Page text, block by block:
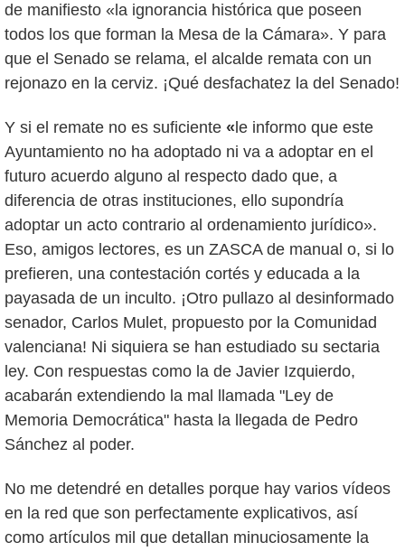
de manifiesto «la ignorancia histórica que poseen
todos los que forman la Mesa de la Cámara». Y para
que el Senado se relama, el alcalde remata con un
rejonazo en la cerviz. ¡Qué desfachatez la del Senado!
Y si el remate no es suficiente «le informo que este
Ayuntamiento no ha adoptado ni va a adoptar en el
futuro acuerdo alguno al respecto dado que, a
diferencia de otras instituciones, ello supondría
adoptar un acto contrario al ordenamiento jurídico».
Eso, amigos lectores, es un ZASCA de manual o, si lo
prefieren, una contestación cortés y educada a la
payasada de un inculto. ¡Otro pullazo al desinformado
senador, Carlos Mulet, propuesto por la Comunidad
valenciana! Ni siquiera se han estudiado su sectaria
ley. Con respuestas como la de Javier Izquierdo,
acabarán extendiendo la mal llamada "Ley de
Memoria Democrática" hasta la llegada de Pedro
Sánchez al poder.
No me detendré en detalles porque hay varios vídeos
en la red que son perfectamente explicativos, así
como artículos mil que detallan minuciosamente la